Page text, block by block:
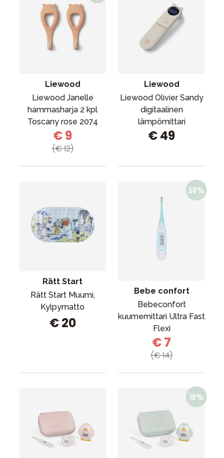
Liewood
Liewood Janelle
hammasharja 2 kpl
Toscany rose 2074
€ 9
(€ 12)
Liewood
Liewood Olivier Sandy
digitaalinen
lämpömittari
€ 49
Rätt Start
Rätt Start Muumi,
Kylpymatto
€ 20
Bebe confort
Bebeconfort
kuumemittari Ultra Fast
Flexi
€ 7
(€ 14)